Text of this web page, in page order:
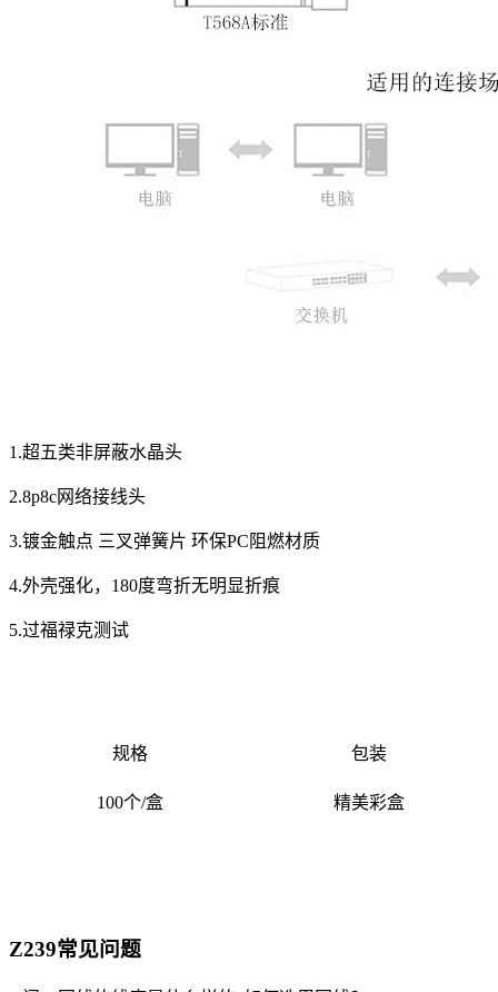
1.超五类非屏蔽水晶头
2.8p8c网络接线头
3.镀金触点 三叉弹簧片 环保PC阻燃材质
4.外壳强化，180度弯折无明显折痕
5.过福禄克测试
规格 包装
100个/盒 精美彩盒
Z239常见问题